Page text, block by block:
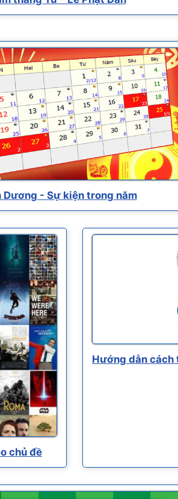
Dương - Sự kiện trong năm
chủ đề
Hướng dẫn